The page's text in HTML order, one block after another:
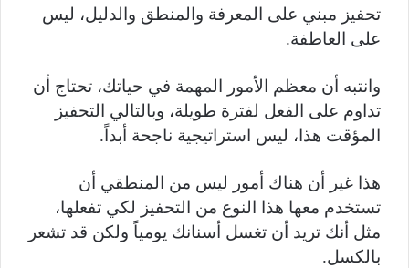
تحفيز مبني على المعرفة والمنطق والدليل، ليس
على العاطفة.
وانتبه أن معظم الأمور المهمة في حياتك، تحتاج أن
تداوم على الفعل لفترة طويلة، وبالتالي التحفيز
المؤقت هذا، ليس استراتيجية ناجحة أبداً.
هذا غير أن هناك أمور ليس من المنطقي أن
تستخدم معها هذا النوع من التحفيز لكي تفعلها،
مثل أنك تريد أن تغسل أسنانك يومياً ولكن قد تشعر
بالكسل.